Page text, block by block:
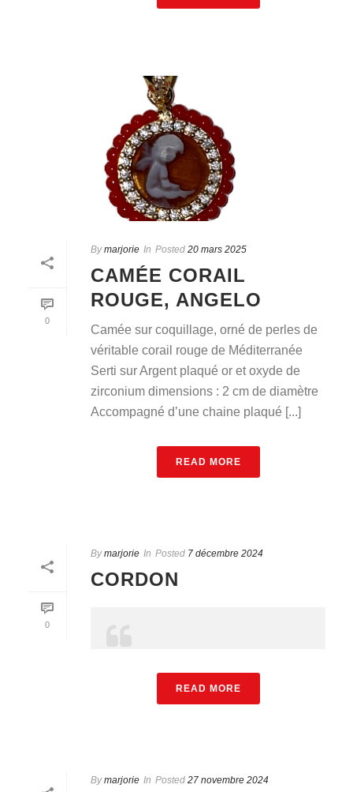
0
By marjorie In Posted 20 mars 2025
CAMÉE CORAIL
ROUGE, ANGELO
Camée sur coquillage, orné de perles de
véritable corail rouge de Méditerranée
Serti sur Argent plaqué or et oxyde de
zirconium dimensions : 2 cm de diamètre
Accompagné d’une chaine plaqué [...]
READ MORE
0
By marjorie In Posted 7 décembre 2024
CORDON
READ MORE
By marjorie In Posted 27 novembre 2024